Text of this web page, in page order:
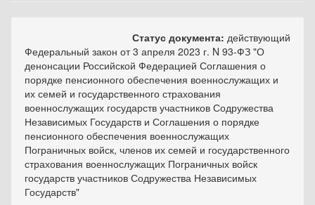
Статус документа: действующий
Федеральный закон от 3 апреля 2023 г. N 93-ФЗ "О
денонсации Российской Федерацией Соглашения о
порядке пенсионного обеспечения военнослужащих и
их семей и государственного страхования
военнослужащих государств участников Содружества
Независимых Государств и Соглашения о порядке
пенсионного обеспечения военнослужащих
Пограничных войск, членов их семей и государственного
страхования военнослужащих Пограничных войск
государств участников Содружества Независимых
Государств"